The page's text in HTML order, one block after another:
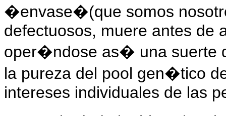
�envase�(que somos
defectuosos, muere antes de
oper�ndose as� una suerte
la pureza del pool gen�tico
intereses individuales de las